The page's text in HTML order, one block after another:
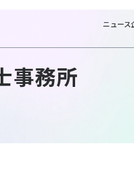
ニュース
NTTファシリテ
事務所